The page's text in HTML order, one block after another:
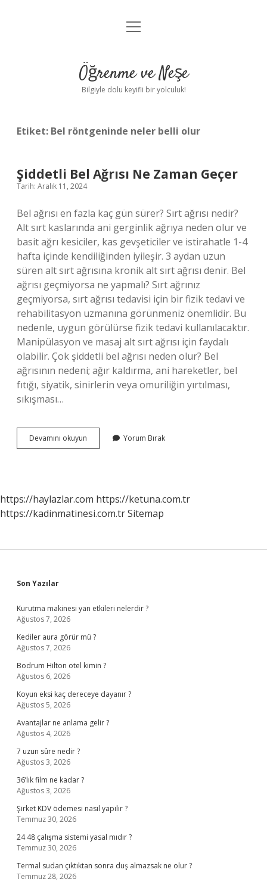
Anasayfa
Yasal Uyarı
menüyü
Öğrenme ve Neşe
Bilgiyle dolu keyifli bir yolculuk!
Etiket: Bel röntgeninde neler belli olur
Şiddetli Bel Ağrısı Ne Zaman Geçer
Tarih: Aralık 11, 2024
Bel ağrısı en fazla kaç gün sürer? Sırt ağrısı nedir?
Alt sırt kaslarında ani gerginlik ağrıya neden olur ve
basit ağrı kesiciler, kas gevşeticiler ve istirahatle 1-4
hafta içinde kendiliğinden iyileşir. 3 aydan uzun
süren alt sırt ağrısına kronik alt sırt ağrısı denir. Bel
ağrısı geçmiyorsa ne yapmalı? Sırt ağrınız
geçmiyorsa, sırt ağrısı tedavisi için bir fizik tedavi ve
rehabilitasyon uzmanına görünmeniz önemlidir. Bu
nedenle, uygun görülürse fizik tedavi kullanılacaktır.
Manipülasyon ve masaj alt sırt ağrısı için faydalı
olabilir. Çok şiddetli bel ağrısı neden olur? Bel
ağrısının nedeni; ağır kaldırma, ani hareketler, bel
fıtığı, siyatik, sinirlerin veya omuriliğin yırtılması,
sıkışması…
Devamını okuyun
Bel
Yorum Bırak
https://haylazlar.com https://ketuna.com.tr
https://kadinmatinesi.com.trSitemap
Sidebar
Son Yazılar
Kurutma makinesi yan etkileri nelerdir ?
Ağustos 7, 2026
Kediler aura görür mü ?
Ağustos 7, 2026
Bodrum Hilton otel kimin ?
Ağustos 6, 2026
Koyun eksi kaç dereceye dayanır ?
Ağustos 5, 2026
Avantajlar ne anlama gelir ?
Ağustos 4, 2026
7 uzun sûre nedir ?
Ağustos 3, 2026
36’lık film ne kadar ?
Ağustos 3, 2026
Şirket KDV ödemesi nasıl yapılır ?
Temmuz 30, 2026
24 48 çalışma sistemi yasal mıdır ?
Temmuz 30, 2026
Termal sudan çıktıktan sonra duş almazsak ne olur ?
Temmuz 28, 2026